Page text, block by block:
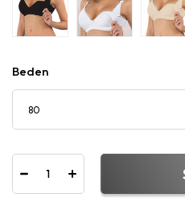
Beden